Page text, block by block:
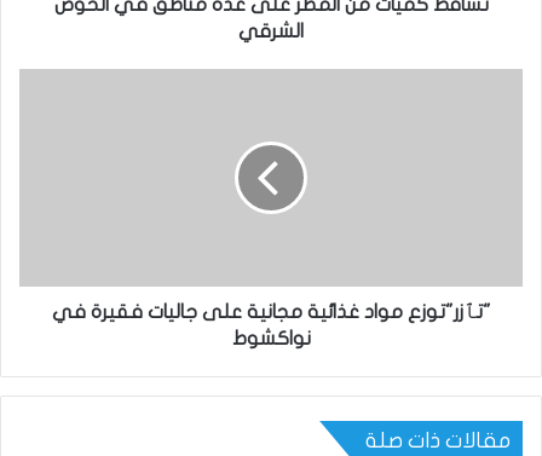
تساقط كميات من المطر على عدة مناطق في الحوض
الشرقي
"تٱزر"توزع مواد غذائية مجانية على جاليات فقيرة في
نواكشوط
مقالات ذات صلة